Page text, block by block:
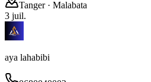
Tanger· Malabata
3 juil.
aya lahabibi